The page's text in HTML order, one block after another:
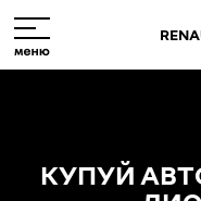
to
main
КУПУЙ